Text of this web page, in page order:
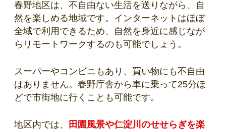
春野地区は、不自由ない生活を送りながら、自
然を楽しめる地域です。インターネットはほぼ
全域で利用できるため、自然を身近に感じなが
らリモートワークするのも可能でしょう。
スーパーやコンビニもあり、買い物にも不自由
はありません。春野庁舎から車に乗って25分ほ
どで市街地に行くことも可能です。
地区内では、
田園風景や仁淀川のせせらぎを楽